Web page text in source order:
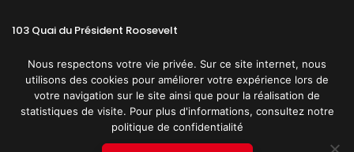
103 Quai du Président Roosevelt
CGU Politique de confidentialité
Nous respectons votre vie privée. Sur ce site internet, nous
utilisons des cookies pour améliorer votre expérience lors de
votre navigation sur le site ainsi que pour la réalisation de
statistiques de visite. Pour plus d'informations, consultez notre
politique de confidentialité